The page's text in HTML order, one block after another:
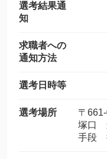
選考結果通
知
求職者への
通知方法
選考日時等
選考場所
〒
塚口
手段